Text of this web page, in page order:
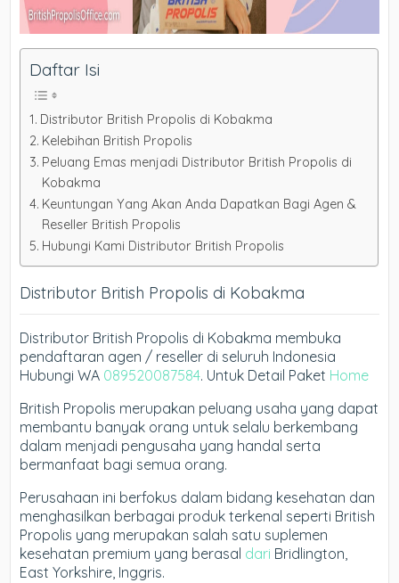
Daftar Isi
Distributor British Propolis di Kobakma
Kelebihan British Propolis
Peluang Emas menjadi Distributor British Propolis di
Kobakma
Keuntungan Yang Akan Anda Dapatkan Bagi Agen &
Reseller British Propolis
Hubungi Kami Distributor British Propolis
Distributor British Propolis di Kobakma
Distributor British Propolis di Kobakma membuka
pendaftaran agen / reseller di seluruh Indonesia
Hubungi WA 089520087584. Untuk Detail Paket Home
British Propolis merupakan peluang usaha yang dapat
membantu banyak orang untuk selalu berkembang
dalam menjadi pengusaha yang handal serta
bermanfaat bagi semua orang.
Perusahaan ini berfokus dalam bidang kesehatan dan
menghasilkan berbagai produk terkenal seperti British
Propolis yang merupakan salah satu suplemen
kesehatan premium yang berasal dari Bridlington,
East Yorkshire, Inggris.